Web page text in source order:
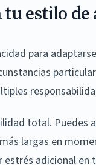
tu estilo
para
total. Puedes
largas en
adicional en